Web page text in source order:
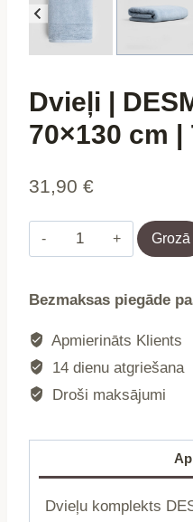
Dvieļi |
70×130 cm |
31,90 €
Dvieļi
|
|
zils
|
cm
daudzums
Grozā
Bezmaksas piegāde
Apmierināts Klients
14 dienu atgriešana
Droši maksājumi
Dvieļu komplekts